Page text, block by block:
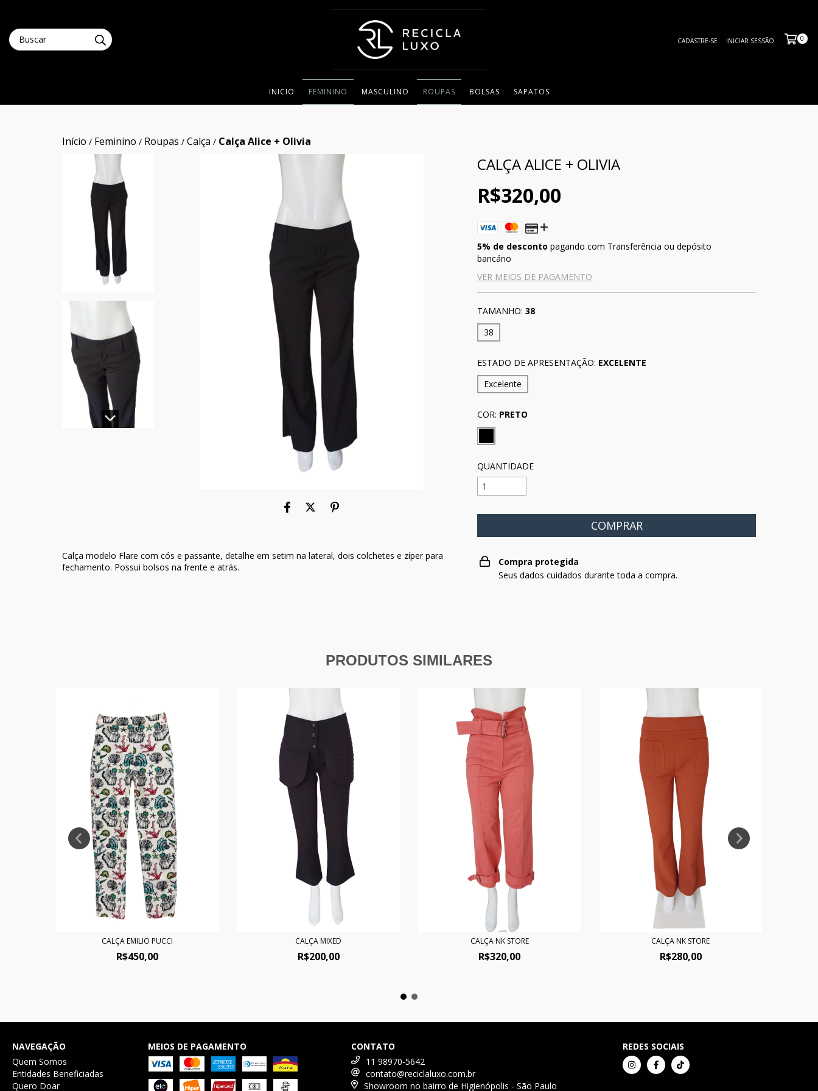
CADASTRE-SE INICIAR SESSÃO 0
INICIO FEMININO MASCULINO ROUPAS BOLSAS SAPATOS
Início / Feminino / Roupas / Calça / Calça Alice + Olivia
Calça modelo Flare com cós e passante, detalhe em setim na lateral, dois colchetes e zíper para
fechamento. Possui bolsos na frente e atrás.
CALÇA ALICE + OLIVIA
R$320,00
5% de desconto pagando com Transferência ou depósito
bancário
VER MEIOS DE PAGAMENTO
TAMANHO: 38
38
ESTADO DE APRESENTAÇÃO: EXCELENTE
Excelente
COR: PRETO
QUANTIDADE
Compra protegida
Seus dados cuidados durante toda a compra.
PRODUTOS SIMILARES
CALÇA EMILIO PUCCI
R$450,00
CALÇA MIXED
R$200,00
CALÇA NK STORE
R$320,00
CALÇA NK STORE
R$280,00
NAVEGAÇÃO
Quem Somos
Entidades Beneficiadas
Quero Doar
MEIOS DE PAGAMENTO
CONTATO
11 98970-5642
contato@reciclaluxo.com.br
Showroom no bairro de Higienópolis - São Paulo
REDES SOCIAIS